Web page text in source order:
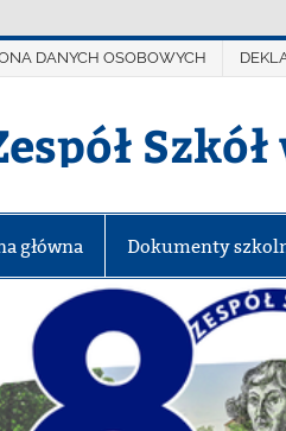
DANYCH OSOBOWYCH
główna Dokumenty